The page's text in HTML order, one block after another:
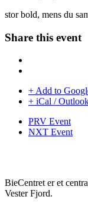
stor bold, mens du
Share this event
+ Add to
+ iCal /
PRV Event
NXT Event
BieCentret er et
Vester Fjord.